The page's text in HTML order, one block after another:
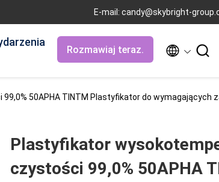
E-mail: candy@skybright-
Rozmawiaj teraz.  
50APHA TINTM Plastyfikator do wymagających
Plastyfikator
czystości 99,0% 50APHA